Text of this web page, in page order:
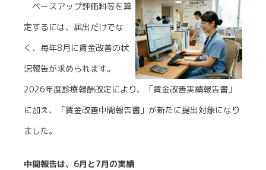
ベースアップ評価料等を算
定するには、届出だけでな
く、毎年8月に賃金改善の状
況報告が求められます。
2026年度診療報酬改定により、「賃金改善実績報告書」
に加え、「賃金改善中間報告書」が新たに提出対象になり
ました。
中間報告は、6月と7月の実績